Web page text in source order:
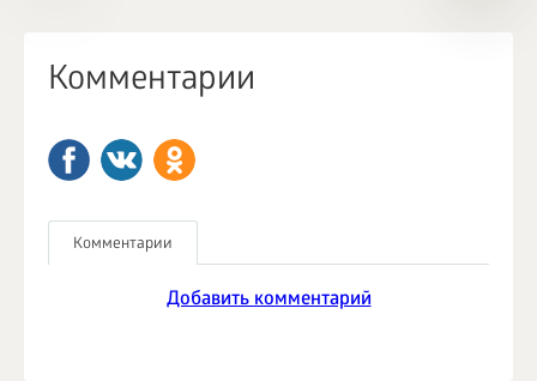
Комментарии
Комментарии
Добавить комментарий